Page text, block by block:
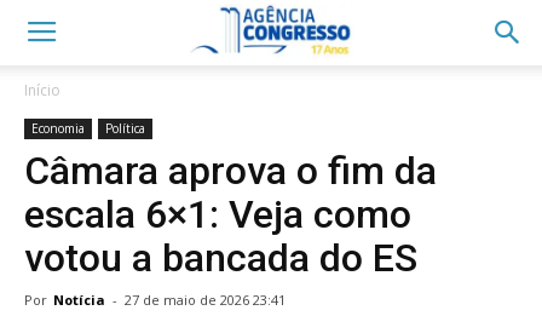
Início
Economia Política
Câmara aprova o fim da
escala 6×1: Veja como
votou a bancada do ES
Por Notícia - 27 de maio de 2026 23:41